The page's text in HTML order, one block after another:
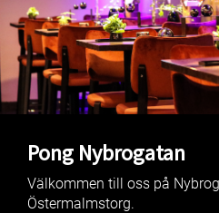
Pong Nybrogatan
Välkommen till oss på
Östermalmstorg.